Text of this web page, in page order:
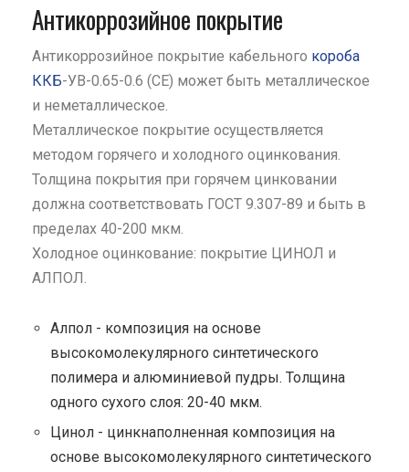
Антикоррозийное покрытие
Антикоррозийное покрытие кабельного короба
ККБ-УВ-0.65-0.6 (СЕ) может быть металлическое
и неметаллическое.
Металлическое покрытие осуществляется
методом горячего и холодного оцинкования.
Толщина покрытия при горячем цинковании
должна соответствовать ГОСТ 9.307-89 и быть в
пределах 40-200 мкм.
Холодное оцинкование: покрытие ЦИНОЛ и
АЛПОЛ.
Алпол - композиция на основе
высокомолекулярного синтетического
полимера и алюминиевой пудры. Толщина
одного сухого слоя: 20-40 мкм.
Цинол - цинкнаполненная композиция на
основе высокомолекулярного синтетического